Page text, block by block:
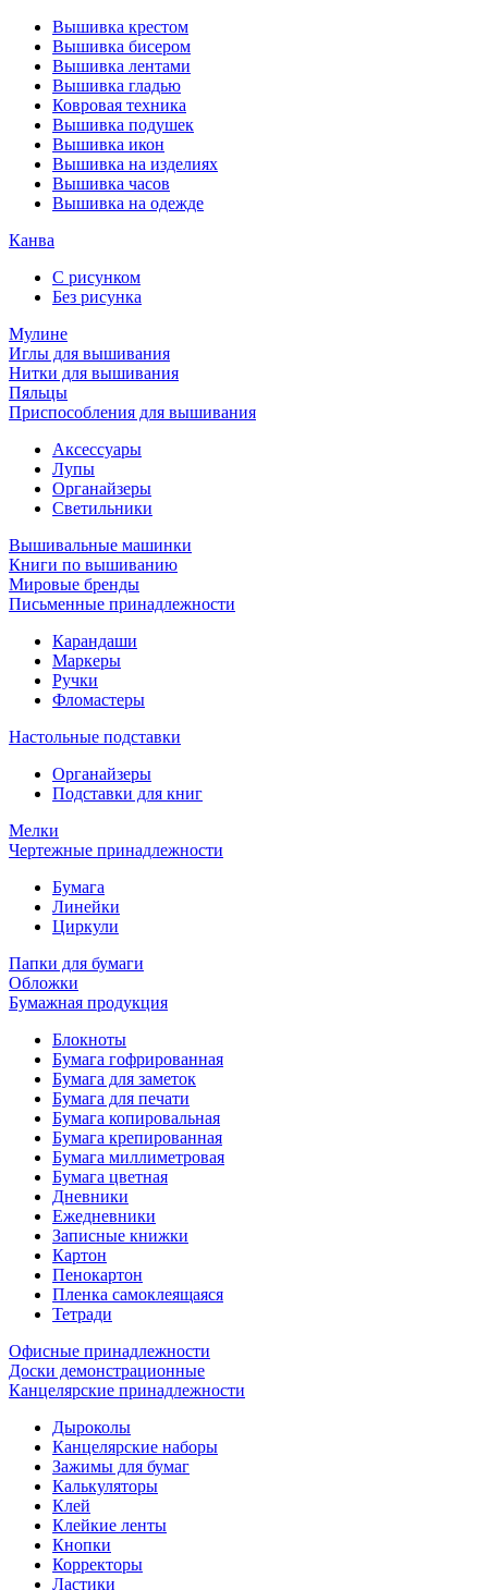
Вышивка крестом
Вышивка бисером
Вышивка лентами
Вышивка гладью
Ковровая техника
Вышивка подушек
Вышивка икон
Вышивка на изделиях
Вышивка часов
Вышивка на одежде
Канва
С рисунком
Без рисунка
Мулине
Иглы для вышивания
Нитки для вышивания
Пяльцы
Приспособления для вышивания
Аксессуары
Лупы
Органайзеры
Светильники
Вышивальные машинки
Книги по вышиванию
Мировые бренды
Письменные принадлежности
Карандаши
Маркеры
Ручки
Фломастеры
Настольные подставки
Органайзеры
Подставки для книг
Мелки
Чертежные принадлежности
Бумага
Линейки
Циркули
Папки для бумаги
Обложки
Бумажная продукция
Блокноты
Бумага гофрированная
Бумага для заметок
Бумага для печати
Бумага копировальная
Бумага крепированная
Бумага миллиметровая
Бумага цветная
Дневники
Ежедневники
Записные книжки
Картон
Пенокартон
Пленка самоклеящаяся
Тетради
Офисные принадлежности
Доски демонстрационные
Канцелярские принадлежности
Дыроколы
Канцелярские наборы
Зажимы для бумаг
Калькуляторы
Клей
Клейкие ленты
Кнопки
Корректоры
Ластики